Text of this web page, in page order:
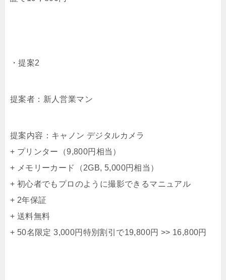
・提案2
提案者：新人営業マン
提案内容：キャノン デジタルカメラ
+ プリンター（9,800円相当）
+ メモリーカード（2GB, 5,000円相当）
+ 初心者でもプロのように撮影できるマニュアル
+ 2年保証
+ 送料無料
+ 50名限定 3,000円特別割引で19,800円 >> 16,800円